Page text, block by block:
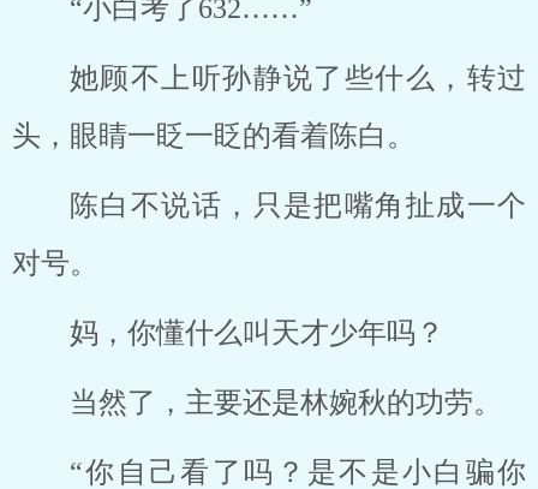
“小白考了632……”
她顾不上听孙静说了些什么，转过
头，眼睛一眨一眨的看着陈白。
陈白不说话，只是把嘴角扯成一个
对号。
妈，你懂什么叫天才少年吗？
当然了，主要还是林婉秋的功劳。
“你自己看了吗？是不是小白骗你